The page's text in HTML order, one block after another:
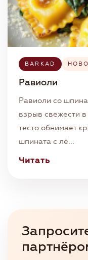
BARKAD
Равиоли
Равиоли со
взрыв свежести
тесто обнимает
шпината с лё...
Читать